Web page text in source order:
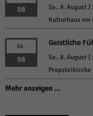
08 Sa.. 8. August |
Kulturhaus am
SA.
08
Geistliche
Sa.. 8. August |
Propsteikirche
Mehr anzeigen …